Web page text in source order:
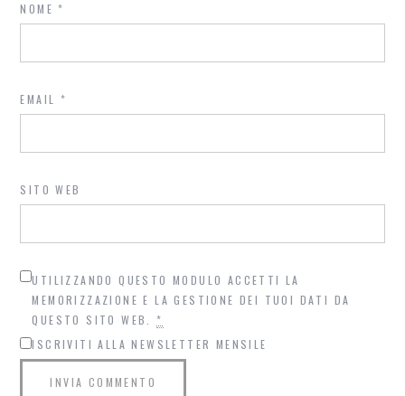
NOME*
EMAIL *
SITO WEB
UTILIZZANDO QUESTO MODULO ACCETTI LA
MEMORIZZAZIONE E LA GESTIONE DEI TUOI DATI DA
QUESTO SITO WEB.*
ISCRIVITI ALLA NEWSLETTER MENSILE